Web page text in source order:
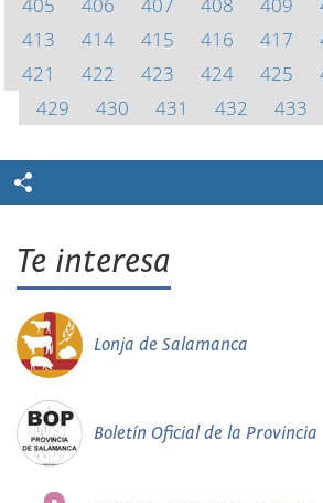
413
414 415 416 417
421
422 423 424 425
429
430 431 432 433
Te interesa
Lonja de Salamanca
Boletín Oficial de la Provincia